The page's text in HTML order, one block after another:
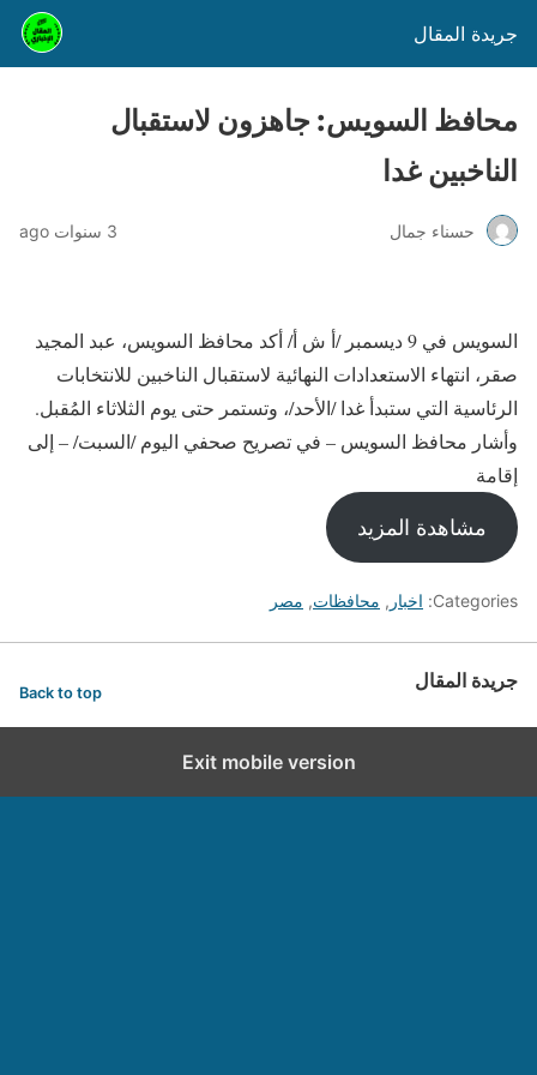
جريدة المقال
محافظ السويس: جاهزون لاستقبال
الناخبين غدا
حسناء جمال 3 سنوات ago
السويس في 9 ديسمبر /أ ش أ/ أكد محافظ السويس، عبد المجيد
صقر، انتهاء الاستعدادات النهائية لاستقبال الناخبين للانتخابات
الرئاسية التي ستبدأ غدا /الأحد/، وتستمر حتى يوم الثلاثاء المُقبل.
وأشار محافظ السويس – في تصريح صحفي اليوم /السبت/ – إلى
إقامة
مشاهدة المزيد
Categories: اخبار , محافظات, مصر
جريدة المقال Back to top
Exit mobile version